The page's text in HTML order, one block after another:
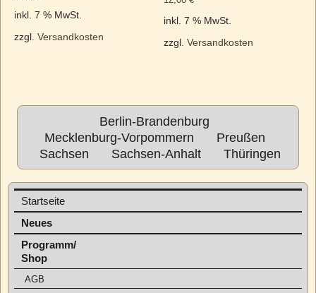
inkl. 7 % MwSt.
zzgl. Versandkosten
inkl. 7 % MwSt.
zzgl.Versandkosten
Berlin-Brandenburg
Mecklenburg-Vorpommern
Preußen
Sachsen
Sachsen-Anhalt Thüringen
Startseite
Neues
Programm/
Shop
AGB